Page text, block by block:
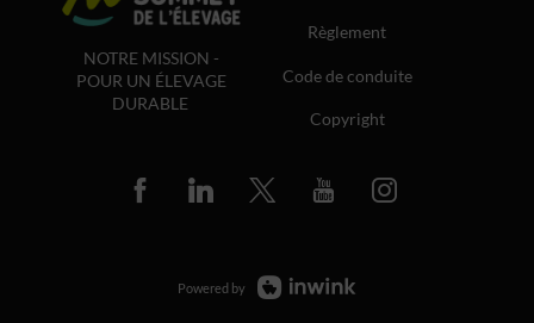
NOTRE MISSION -
POUR UN ÉLEVAGE
DURABLE
Règlement
Code de conduite
Copyright
Powered by